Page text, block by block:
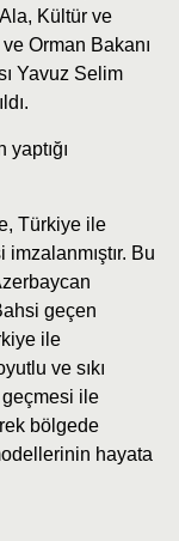
Kültür ve
Orman Bakanı
Yavuz Selim
Türkiye ile
Bu
geçen
ile
ve sıkı
geçmesi ile
bölgede
hayata